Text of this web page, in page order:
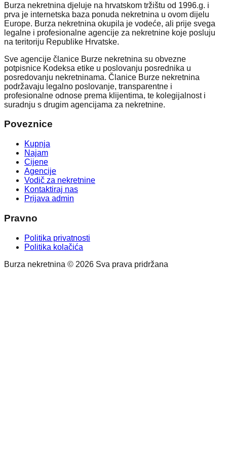
Burza nekretnina djeluje na hrvatskom tržištu od 1996.g. i
prva je internetska baza ponuda nekretnina u ovom dijelu
Europe. Burza nekretnina okupila je vodeće, ali prije svega
legalne i profesionalne agencije za nekretnine koje posluju
na teritoriju Republike Hrvatske.
Sve agencije članice Burze nekretnina su obvezne
potpisnice Kodeksa etike u poslovanju posrednika u
posredovanju nekretninama. Članice Burze nekretnina
podržavaju legalno poslovanje, transparentne i
profesionalne odnose prema klijentima, te kolegijalnost i
suradnju s drugim agencijama za nekretnine.
Poveznice
Kupnja
Najam
Cijene
Agencije
Vodič za nekretnine
Kontaktiraj nas
Prijava admin
Pravno
Politika privatnosti
Politika kolačića
Burza nekretnina © 2026 Sva prava pridržana